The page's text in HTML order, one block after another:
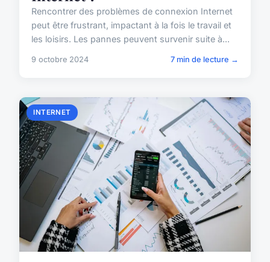
Rencontrer des problèmes de connexion Internet
peut être frustrant, impactant à la fois le travail et
les loisirs. Les pannes peuvent survenir suite à...
9 octobre 2024 7 min de lecture →
INTERNET